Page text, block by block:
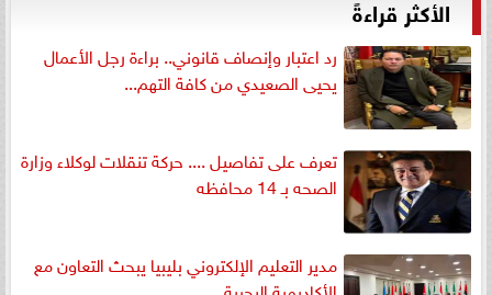
الأكثر قراءةً
رد اعتبار وإنصاف قانوني.. براءة رجل الأعمال
يحيى الصعيدي من كافة التهم...
تعرف على تفاصيل .... حركة تنقلات لوكلاء وزارة
الصحه بـ 14 محافظه
مدير التعليم الإلكتروني بليبيا يبحث التعاون مع